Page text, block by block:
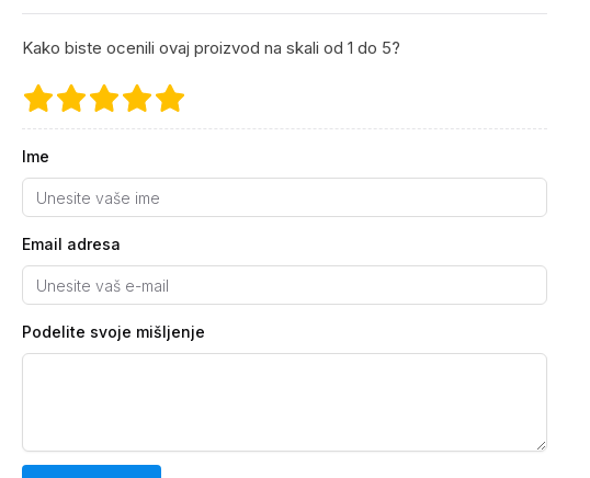
Kako biste ocenili ovaj proizvod na skali od 1 do 5?
Ime
Email adresa
Podelite svoje mišljenje